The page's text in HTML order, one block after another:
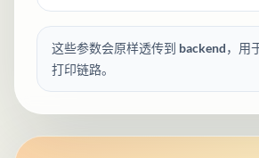
这些参数会原样透传到 backend，用
打印链路。